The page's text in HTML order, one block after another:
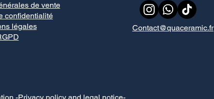
de vente
confidentialité
légales
Contact@quaceramic.fr